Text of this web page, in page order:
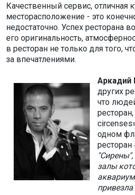
Качественный сервис, отличная
месторасположение - это
недостаточно. Успех ресторана
его оригинальность,
в ресторан не только для того,
за впечатлениями.
Аркадий
других
что
одном
ресторан
залы